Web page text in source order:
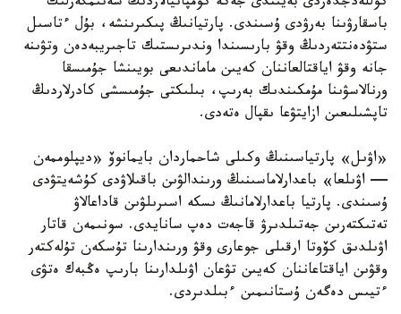
باسقارۋىنا بەرۋدى ۇسىندى. پارتيانىڭ پىكىرىنشە، بۇل ءتاسىل
ستۋدەنتتەردىڭ وقۋ بارىسىندا وندىرىستىك تاجىريبەدەن وتۋىنە
جانە وقۋ اياقتالعاننان كەيىن ماماندىعى بويىنشا جۇمىسقا
ورنالاسۋىنا مۇمكىندىك بەرىپ، بىلىكتى جۇمىسشى كادرلاردىڭ
تاپشىلىعىن ازايتۋعا ىقپال ەتەدى.
«اۋىل» پارتياسىنىڭ وكىلى شاحماردان بايمانوۆ «ديپلوممەن
— اۋىلعا» باعدارلاماسىنىڭ ورىندالۋىن باقىلاۋدى كۇشەيتۋدى
ۇسىندى. پارتيا باعدارلامانىڭ ىسكە اسىرىلۋىن قاداعالاۋ
تەتىكتەرىن جەتىلدىرۋ قاجەت دەپ سانايدى. سونىمەن قاتار
اۋىلدىق كۆوتا ارقىلى جوعارى وقۋ ورىندارىنا تۇسكەن تۇلەكتەر
وقۋىن اياقتاعاننان كەيىن تۋعان اۋىلدارىنا بارىپ ەڭبەك ەتۋى
ءتيىس دەگەن ۇستانىمىن ءبىلدىردى.